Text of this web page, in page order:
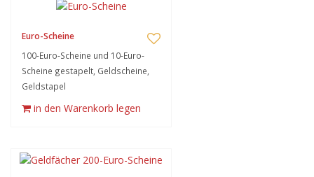
Euro-Scheine
100-Euro-Scheine und 10-Euro-
Scheine gestapelt, Geldscheine,
Geldstapel
in den Warenkorb legen